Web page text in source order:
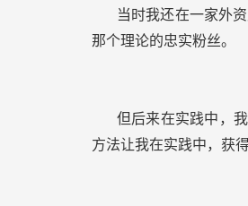
当时我还在一家外
那个理论的忠实粉丝。
但后来在实践中，
方法让我在实践中，获